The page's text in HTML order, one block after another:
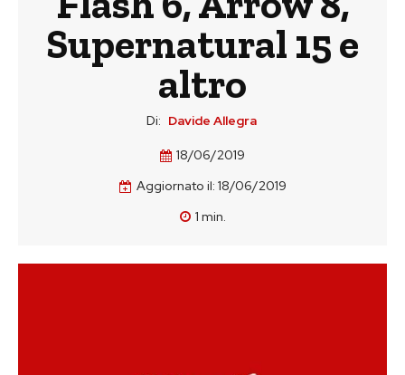
Supernatural 15 e
altro
Di: Davide Allegra
18/06/2019
Aggiornato il: 18/06/2019
1 min.